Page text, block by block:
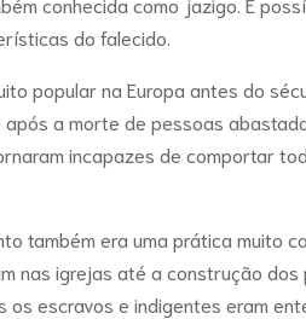
do falecido.
popular na Europa antes do
a morte de pessoas
incapazes de comportar
também era uma prática muito
nas igrejas até a construção
os escravos e indigentes eram